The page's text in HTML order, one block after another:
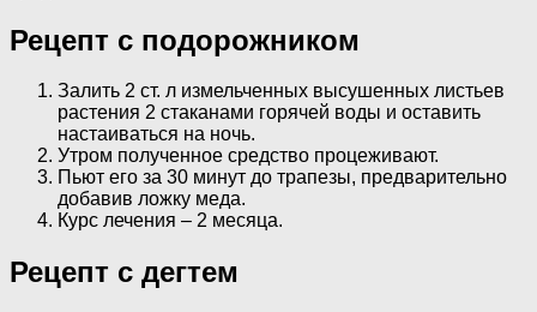
Рецепт с подорожником
Залить 2 ст. л измельченных высушенных листьев
растения 2 стаканами горячей воды и оставить
настаиваться на ночь.
Утром полученное средство процеживают.
Пьют его за 30 минут до трапезы, предварительно
добавив ложку меда.
Курс лечения – 2 месяца.
Рецепт с дегтем